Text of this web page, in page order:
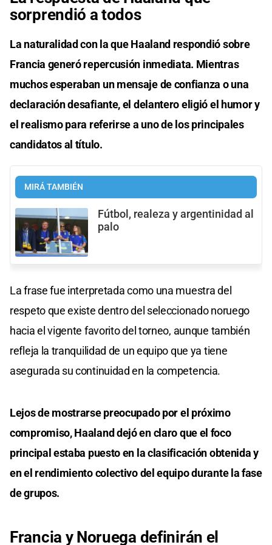
sorprendió a todos
La naturalidad con la que Haaland respondió sobre
Francia generó repercusión inmediata. Mientras
muchos esperaban un mensaje de confianza o una
declaración desafiante, el delantero eligió el humor y
el realismo para referirse a uno de los principales
candidatos al título.
MIRÁ TAMBIÉN
Fútbol, realeza y argentinidad al
palo
La frase fue interpretada como una muestra del
respeto que existe dentro del seleccionado noruego
hacia el vigente favorito del torneo, aunque también
refleja la tranquilidad de un equipo que ya tiene
asegurada su continuidad en la competencia.
Lejos de mostrarse preocupado por el próximo
compromiso, Haaland dejó en claro que el foco
principal estaba puesto en la clasificación obtenida y
en el rendimiento colectivo del equipo durante la fase
de grupos.
Francia y Noruega definirán el